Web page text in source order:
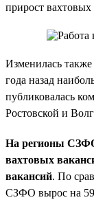
прирост вахтовых
Изменилась также
года назад
публиковалась
Ростовской и
На регионы СЗФО
вахтовых
вакансий. По
СЗФО вырос на